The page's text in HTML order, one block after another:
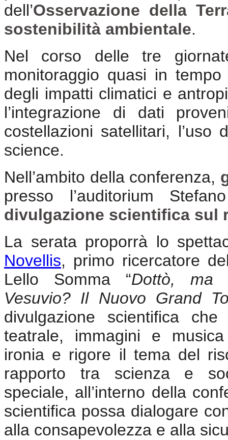
dell’Osservazione della
sostenibilità ambientale.
Nel corso delle tre
monitoraggio quasi in
degli impatti climatici e
l’integrazione di dati
costellazioni satellitari, l’uso
science.
Nell’ambito della conferenza,
presso l’auditorium
divulgazione scientifica sul
La serata proporrà lo
Novellis, primo ricercatore
Lello Somma “Dottò, ma
Vesuvio? Il Nuovo Grand
divulgazione scientifica che
teatrale, immagini e
ironia e rigore il tema del
rapporto tra scienza e
speciale, all’interno della
scientifica possa dialogare
alla consapevolezza e alla